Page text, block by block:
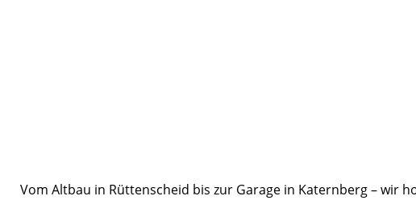
Vom Altbau in Rüttenscheid bis zur Garage in Katernberg – wir